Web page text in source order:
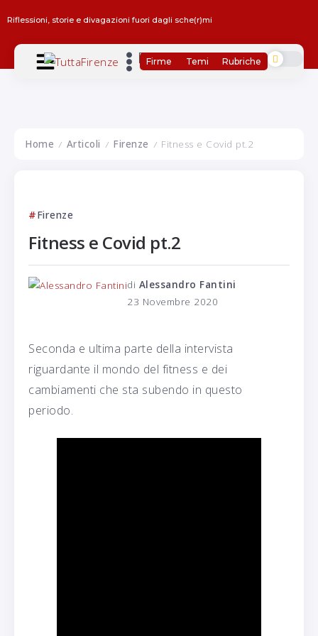
Riflessioni, storie e divagazioni fuori dagli sche(r)mi
Firme Temi Rubriche
Home / Articoli / Firenze / Fitness e Covid pt.2
Firenze
Fitness e Covid pt.2
di Alessandro Fantini
23 Novembre 2020
Seconda e ultima parte della intervista
riguardante il mondo del fitness e dei
cambiamenti che sta subendo in questo
periodo.